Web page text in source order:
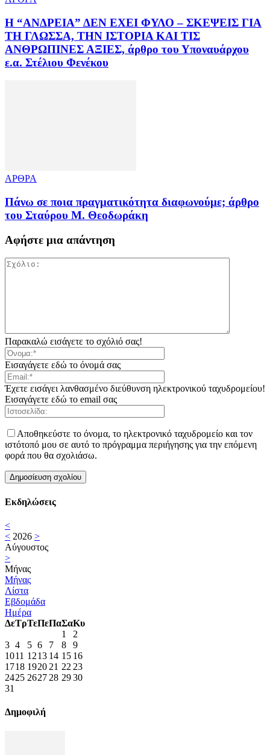
Η “ΑΝΔΡΕΙΑ” ΔΕΝ ΕΧΕΙ ΦΥΛΟ – ΣΚΕΨΕΙΣ ΓΙΑ
ΤΗ ΓΛΩΣΣΑ, ΤΗΝ ΙΣΤΟΡΙΑ ΚΑΙ ΤΙΣ
ΑΝΘΡΩΠΙΝΕΣ ΑΞΙΕΣ, άρθρο του Υποναυάρχου
ε.α. Στέλιου Φενέκου
ΑΡΘΡΑ
Πάνω σε ποια πραγματικότητα διαφωνούμε; άρθρο
του Σταύρου Μ. Θεοδωράκη
Αφήστε μια απάντηση
Παρακαλώ εισάγετε το σχόλιό σας!
Εισαγάγετε εδώ το όνομά σας
Έχετε εισάγει λανθασμένο διεύθυνση ηλεκτρονικού ταχυδρομείου!
Εισαγάγετε εδώ το email σας
Αποθηκεύστε το όνομα, το ηλεκτρονικό ταχυδρομείο και τον
ιστότοπό μου σε αυτό το πρόγραμμα περιήγησης για την επόμενη
φορά που θα σχολιάσω.
Εκδηλώσεις
<
< 2026 >
Αύγουστος
>
Μήνας
Μήνας
Λίστα
Εβδομάδα
Ημέρα
ΔεΤρΤεΠεΠαΣαΚυ
1
2
3 4 5 6 7 8
9
1011 1213 14 15 16
1718 1920 21 22 23
2425 2627 28 2930
31
Δημοφιλή